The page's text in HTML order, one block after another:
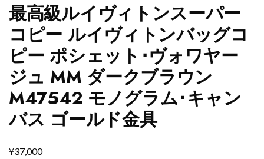
最高級ルイヴィトンスーパー
コピー ルイヴィトンバッグコ
ピー ポシェット･ヴォワヤー
ジュ MM ダークブラウン
M47542 モノグラム･キャン
バス ゴールド金具
¥37,000